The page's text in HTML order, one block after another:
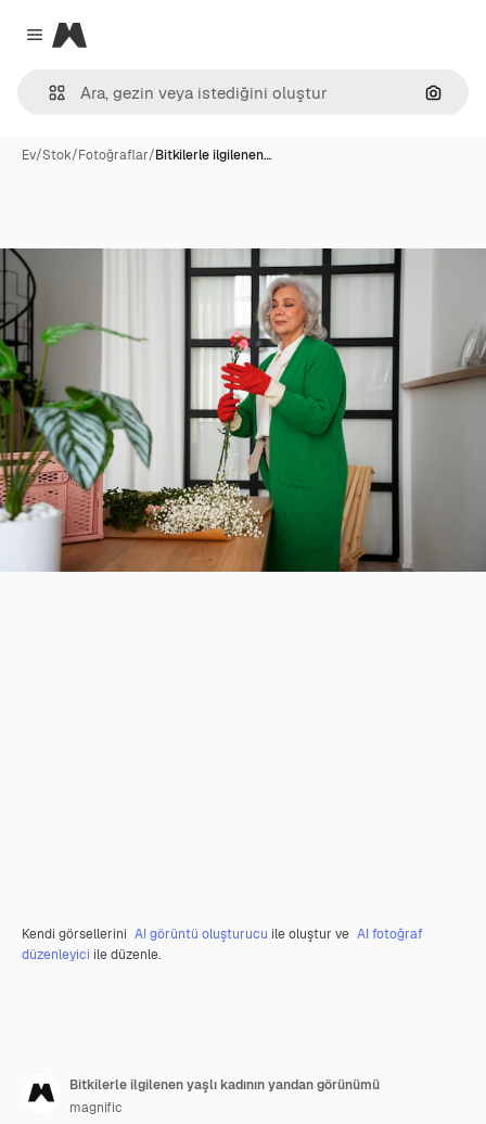
Close menu
Magnific
Ev/Stok/Fotoğraflar/Bitkilerle ilgilenen…
Kendi görsellerini AI görüntü oluşturucu ile oluştur ve AI fotoğraf
düzenleyici ile düzenle.
Bitkilerle ilgilenen yaşlı kadının yandan görünümü
magnific